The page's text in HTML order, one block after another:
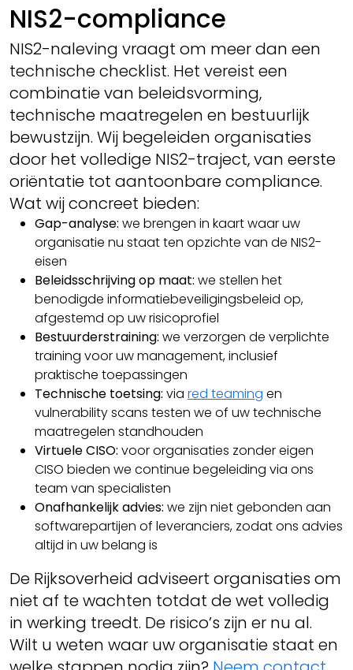
NIS2-compliance
NIS2-naleving vraagt om meer dan een
technische checklist. Het vereist een
combinatie van beleidsvorming,
technische maatregelen en bestuurlijk
bewustzijn. Wij begeleiden organisaties
door het volledige NIS2-traject, van eerste
oriëntatie tot aantoonbare compliance.
Wat wij concreet bieden:
Gap-analyse: we brengen in kaart waar uw
organisatie nu staat ten opzichte van de NIS2-
eisen
Beleidsschrijving op maat: we stellen het
benodigde informatiebeveiligingsbeleid op,
afgestemd op uw risicoprofiel
Bestuurderstraining: we verzorgen de verplichte
training voor uw management, inclusief
praktische toepassingen
Technische toetsing: via red teaming en
vulnerability scans testen we of uw technische
maatregelen standhouden
Virtuele CISO: voor organisaties zonder eigen
CISO bieden we continue begeleiding via ons
team van specialisten
Onafhankelijk advies: we zijn niet gebonden aan
softwarepartijen of leveranciers, zodat ons advies
altijd in uw belang is
De Rijksoverheid adviseert organisaties om
niet af te wachten totdat de wet volledig
in werking treedt. De risico’s zijn er nu al.
Wilt u weten waar uw organisatie staat en